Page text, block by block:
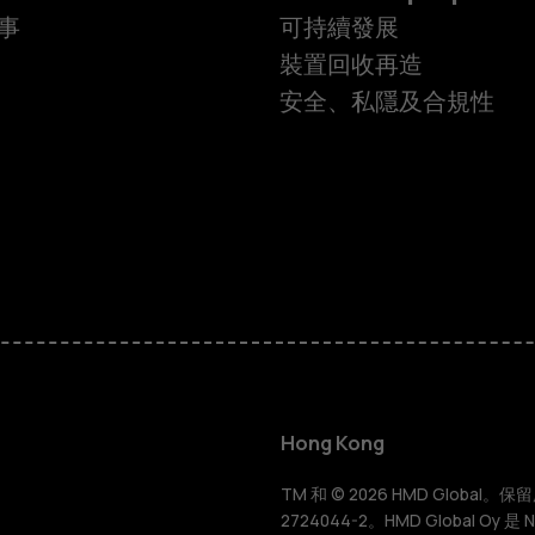
智慧型手機
功能型手機
可持續發展
裝置回收再造
安全、私隱及合規性
Hong Kong
TM 和 © 2026 HMD Global。保
2724044-2。HMD Global Oy 是